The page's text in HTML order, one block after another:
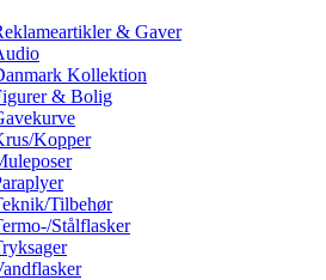
& Gaver
Kollektion
& Bolig
Kopper
Tilbehør
Stålflasker